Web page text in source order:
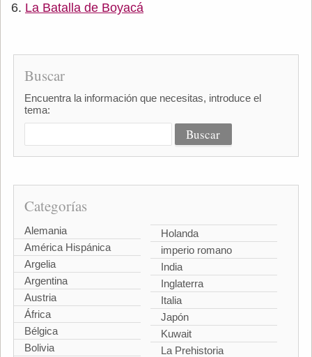
La Batalla de Boyacá
Buscar
Encuentra la información que necesitas, introduce el
tema:
Categorías
Alemania
América Hispánica
Argelia
Argentina
Austria
África
Bélgica
Bolivia
Holanda
imperio romano
India
Inglaterra
Italia
Japón
Kuwait
La Prehistoria